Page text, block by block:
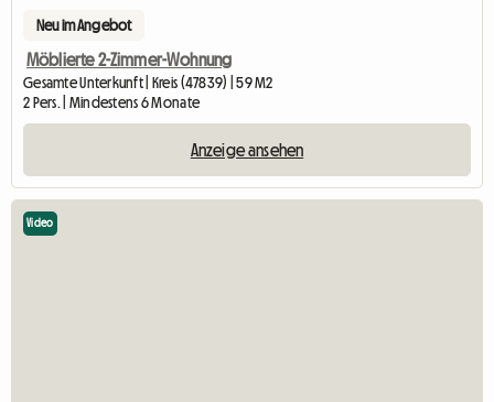
Neu im Angebot
Möblierte 2-Zimmer-Wohnung
Gesamte Unterkunft | Kreis (47839) | 59 M2
2 Pers. | Mindestens 6 Monate
Anzeige ansehen
Video